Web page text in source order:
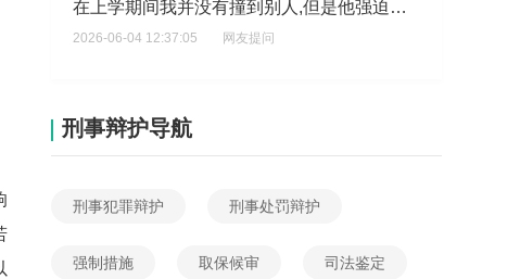
学生在学校义外受伤右尺桡骨骨析怎么赔偿?
2026-06-04 02:21:58 网友提问
2026-06-04 00:11:32
我被人家猥亵对方被拘留五天但是派出所说对方年纪超过了70岁,但是我可以要精神损失费?
2026-06-03 22:41:21 网友提问
刑事辩护导航
刑事犯罪辩护 刑事处罚辩护
强制措施 取保候审 司法鉴定